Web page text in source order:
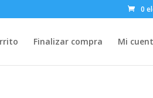
0
Finalizar compra Mi